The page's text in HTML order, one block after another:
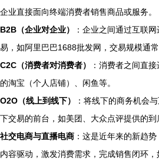
企业直接面向终端消费者销售商品或服务。
B2B（企业对企业）
：企业之间通过互联
易，如阿里巴巴1688批发网，交易规模通常
C2C（消费者对消费者）
：消费者之间直
的淘宝（个人店铺）、闲鱼等。
O2O（线上到线下）
：将线下的商务机会
下交易的前台，如美团、大众点评提供的到
社交电商与直播电商 ：这是近年来的新趋
内容驱动，激发消费需求，完成销售闭环，